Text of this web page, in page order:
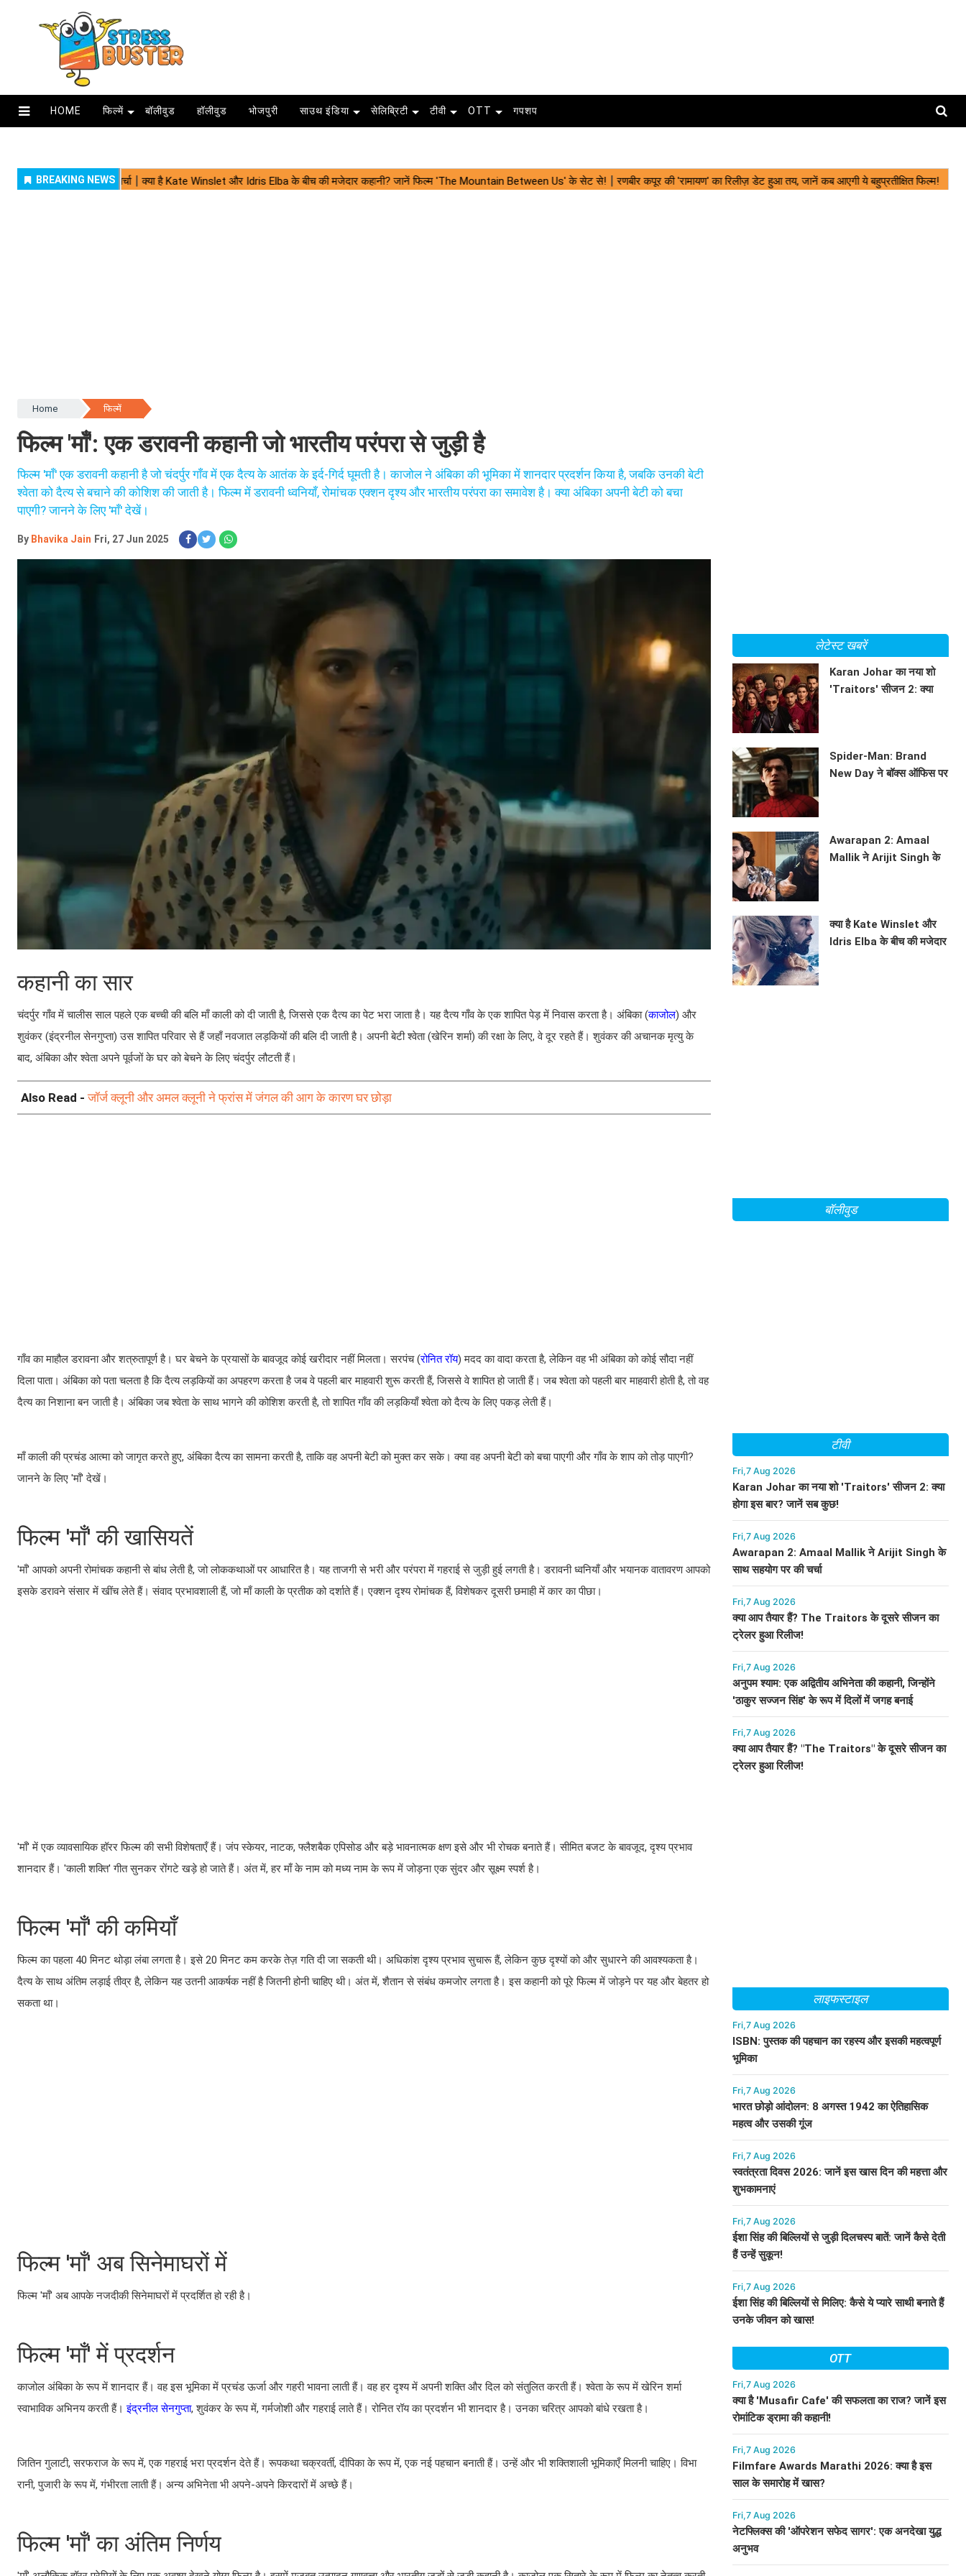
HOME फिल्में बॉलीवुड हॉलीवुड भोजपुरी साउथ इंडिया सेलिब्रिटी टीवी OTT गपशप
Home फिल्में
फिल्म 'माँ': एक डरावनी कहानी जो भारतीय परंपरा से जुड़ी है
फिल्म 'माँ' एक डरावनी कहानी है जो चंदर्पुर गाँव में एक दैत्य के आतंक के इर्द-गिर्द घूमती है। काजोल ने अंबिका की भूमिका में शानदार प्रदर्शन किया है, जबकि उनकी बेटी
श्वेता को दैत्य से बचाने की कोशिश की जाती है। फिल्म में डरावनी ध्वनियाँ, रोमांचक एक्शन दृश्य और भारतीय परंपरा का समावेश है। क्या अंबिका अपनी बेटी को बचा
पाएगी? जानने के लिए 'माँ' देखें।
By Bhavika Jain Fri, 27 Jun 2025
कहानी का सार
चंदर्पुर गाँव में चालीस साल पहले एक बच्ची की बलि माँ काली को दी जाती है, जिससे एक दैत्य का पेट भरा जाता है। यह दैत्य गाँव के एक शापित पेड़ में निवास करता है। अंबिका (काजोल) और
शुवंकर (इंद्रनील सेनगुप्ता) उस शापित परिवार से हैं जहाँ नवजात लड़कियों की बलि दी जाती है। अपनी बेटी श्वेता (खेरिन शर्मा) की रक्षा के लिए, वे दूर रहते हैं। शुवंकर की अचानक मृत्यु के
बाद, अंबिका और श्वेता अपने पूर्वजों के घर को बेचने के लिए चंदर्पुर लौटती हैं।
Also Read -जॉर्ज क्लूनी और अमल क्लूनी ने फ्रांस में जंगल की आग के कारण घर छोड़ा
गाँव का माहौल डरावना और शत्रुतापूर्ण है। घर बेचने के प्रयासों के बावजूद कोई खरीदार नहीं मिलता। सरपंच (रोनित रॉय) मदद का वादा करता है, लेकिन वह भी अंबिका को कोई सौदा नहीं
दिला पाता। अंबिका को पता चलता है कि दैत्य लड़कियों का अपहरण करता है जब वे पहली बार माहवारी शुरू करती हैं, जिससे वे शापित हो जाती हैं। जब श्वेता को पहली बार माहवारी होती है, तो वह
दैत्य का निशाना बन जाती है। अंबिका जब श्वेता के साथ भागने की कोशिश करती है, तो शापित गाँव की लड़कियाँ श्वेता को दैत्य के लिए पकड़ लेती हैं।
माँ काली की प्रचंड आत्मा को जागृत करते हुए, अंबिका दैत्य का सामना करती है, ताकि वह अपनी बेटी को मुक्त कर सके। क्या वह अपनी बेटी को बचा पाएगी और गाँव के शाप को तोड़ पाएगी?
जानने के लिए 'माँ' देखें।
फिल्म 'माँ' की खासियतें
'माँ' आपको अपनी रोमांचक कहानी से बांध लेती है, जो लोककथाओं पर आधारित है। यह ताजगी से भरी और परंपरा में गहराई से जुड़ी हुई लगती है। डरावनी ध्वनियाँ और भयानक वातावरण आपको
इसके डरावने संसार में खींच लेते हैं। संवाद प्रभावशाली हैं, जो माँ काली के प्रतीक को दर्शाते हैं। एक्शन दृश्य रोमांचक हैं, विशेषकर दूसरी छमाही में कार का पीछा।
'माँ' में एक व्यावसायिक हॉरर फिल्म की सभी विशेषताएँ हैं। जंप स्केयर, नाटक, फ्लैशबैक एपिसोड और बड़े भावनात्मक क्षण इसे और भी रोचक बनाते हैं। सीमित बजट के बावजूद, दृश्य प्रभाव
शानदार हैं। 'काली शक्ति' गीत सुनकर रोंगटे खड़े हो जाते हैं। अंत में, हर माँ के नाम को मध्य नाम के रूप में जोड़ना एक सुंदर और सूक्ष्म स्पर्श है।
फिल्म 'माँ' की कमियाँ
फिल्म का पहला 40 मिनट थोड़ा लंबा लगता है। इसे 20 मिनट कम करके तेज़ गति दी जा सकती थी। अधिकांश दृश्य प्रभाव सुचारू हैं, लेकिन कुछ दृश्यों को और सुधारने की आवश्यकता है।
दैत्य के साथ अंतिम लड़ाई तीव्र है, लेकिन यह उतनी आकर्षक नहीं है जितनी होनी चाहिए थी। अंत में, शैतान से संबंध कमजोर लगता है। इस कहानी को पूरे फिल्म में जोड़ने पर यह और बेहतर हो
सकता था।
फिल्म 'माँ' अब सिनेमाघरों में
फिल्म 'माँ' अब आपके नजदीकी सिनेमाघरों में प्रदर्शित हो रही है।
फिल्म 'माँ' में प्रदर्शन
काजोल अंबिका के रूप में शानदार हैं। वह इस भूमिका में प्रचंड ऊर्जा और गहरी भावना लाती हैं। वह हर दृश्य में अपनी शक्ति और दिल को संतुलित करती हैं। श्वेता के रूप में खेरिन शर्मा
स्वाभाविक अभिनय करती हैं।इंद्रनील सेनगुप्ता, शुवंकर के रूप में, गर्मजोशी और गहराई लाते हैं। रोनित रॉय का प्रदर्शन भी शानदार है। उनका चरित्र आपको बांधे रखता है।
जितिन गुलाटी, सरफराज के रूप में, एक गहराई भरा प्रदर्शन देते हैं। रूपकथा चक्रवर्ती, दीपिका के रूप में, एक नई पहचान बनाती हैं। उन्हें और भी शक्तिशाली भूमिकाएँ मिलनी चाहिए। विभा
रानी, पुजारी के रूप में, गंभीरता लाती हैं। अन्य अभिनेता भी अपने-अपने किरदारों में अच्छे हैं।
फिल्म 'माँ' का अंतिम निर्णय
लेटेस्ट खबरें
Karan Johar का नया शो
'Traitors' सीजन 2: क्या
Spider-Man: Brand
New Day ने बॉक्स ऑफिस पर
Awarapan 2: Amaal
Mallik ने Arijit Singh के
क्या है Kate Winslet और
Idris Elba के बीच की मजेदार
बॉलीवुड
टीवी
Fri,7 Aug 2026
Karan Johar का नया शो 'Traitors' सीजन 2: क्या
होगा इस बार? जानें सब कुछ!
Fri,7 Aug 2026
Awarapan 2: Amaal Mallik ने Arijit Singh के
साथ सहयोग पर की चर्चा
Fri,7 Aug 2026
क्या आप तैयार हैं? The Traitors के दूसरे सीजन का
ट्रेलर हुआ रिलीज!
Fri,7 Aug 2026
अनुपम श्याम: एक अद्वितीय अभिनेता की कहानी, जिन्होंने
'ठाकुर सज्जन सिंह' के रूप में दिलों में जगह बनाई
Fri,7 Aug 2026
क्या आप तैयार हैं? "The Traitors" के दूसरे सीजन का
ट्रेलर हुआ रिलीज!
लाइफस्टाइल
Fri,7 Aug 2026
ISBN: पुस्तक की पहचान का रहस्य और इसकी महत्वपूर्ण
भूमिका
Fri,7 Aug 2026
भारत छोड़ो आंदोलन: 8 अगस्त 1942 का ऐतिहासिक
महत्व और उसकी गूंज
Fri,7 Aug 2026
स्वतंत्रता दिवस 2026: जानें इस खास दिन की महत्ता और
शुभकामनाएं
Fri,7 Aug 2026
ईशा सिंह की बिल्लियों से जुड़ी दिलचस्प बातें: जानें कैसे देती
हैं उन्हें सुकून!
Fri,7 Aug 2026
ईशा सिंह की बिल्लियों से मिलिए: कैसे ये प्यारे साथी बनाते हैं
उनके जीवन को खास!
OTT
Fri,7 Aug 2026
क्या है 'Musafir Cafe' की सफलता का राज? जानें इस
रोमांटिक ड्रामा की कहानी!
Fri,7 Aug 2026
Filmfare Awards Marathi 2026: क्या है इस
साल के समारोह में खास?
Fri,7 Aug 2026
नेटफ्लिक्स की 'ऑपरेशन सफेद सागर': एक अनदेखा युद्ध
अनुभव